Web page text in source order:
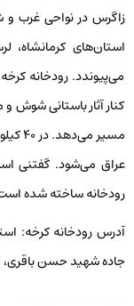
زاگرس در نواحی غرب
استان‌های کرمانشاه،
می‌پیوندد. رودخانه
کنار آثار باستانی شوش
مسیر
عراق می‌شود. گفتنی
رودخانه ساخته شده
آدرس رودخانه کرخه:
جاده شهید حسن